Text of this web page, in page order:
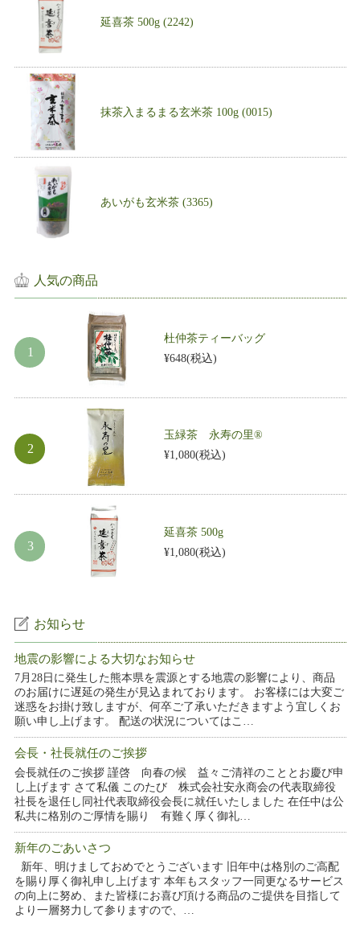
延喜茶 500g (2242)
抹茶入まるまる玄米茶 100g (0015)
あいがも玄米茶 (3365)
人気の商品
杜仲茶ティーバッグ
¥648(税込)
玉緑茶 永寿の里®
¥1,080(税込)
延喜茶 500g
¥1,080(税込)
お知らせ
地震の影響による大切なお知らせ
7月28日に発生した熊本県を震源とする地震の影響により、商品
のお届けに遅延の発生が見込まれております。 お客様には大変ご
迷惑をお掛け致しますが、何卒ご了承いただきますよう宜しくお
願い申し上げます。 配送の状況についてはこ…
会長・社長就任のご挨拶
会長就任のご挨拶 謹啓 向春の候 益々ご清祥のこととお慶び申
し上げます さて私儀 このたび 株式会社安永商会の代表取締役
社長を退任し同社代表取締役会長に就任いたしました 在任中は公
私共に格別のご厚情を賜り 有難く厚く御礼…
新年のごあいさつ
新年、明けましておめでとうございます 旧年中は格別のご高配
を賜り厚く御礼申し上げます 本年もスタッフ一同更なるサービス
の向上に努め、また皆様にお喜び頂ける商品のご提供を目指して
より一層努力して参りますので、…